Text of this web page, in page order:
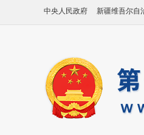
中央人民政府 新疆维吾尔自